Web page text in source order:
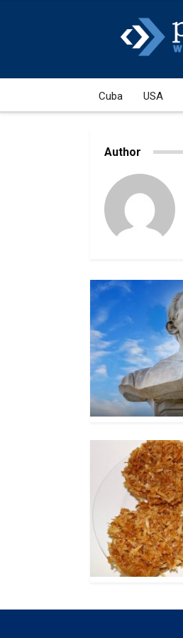
Cuba USA
Author